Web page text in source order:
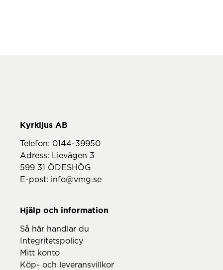
Telefon: 0144-39950
Adress: Lievägen 3
599 31 ÖDESHÖG
E-post: info@vmg.se
Hjälp och information
Så här handlar du
Integritetspolicy
Mitt konto
Köp- och leveransvillkor